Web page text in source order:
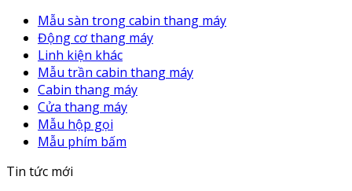
Mẫu sàn trong cabin thang máy
Động cơ thang máy
Linh kiện khác
Mẫu trần cabin thang máy
Cabin thang máy
Cửa thang máy
Mẫu hộp gọi
Mẫu phím bấm
Tin tức mới